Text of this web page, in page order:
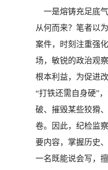
一是熔铸充足底
从何而来？笔者以
案件，时刻注重强
场，敏锐的政治观
根本利益，为促进
“打铁还需自身硬”
破、摧毁某些狡猾
卷。因此，纪检监
要内容，掌握历史
一名既能说会写，